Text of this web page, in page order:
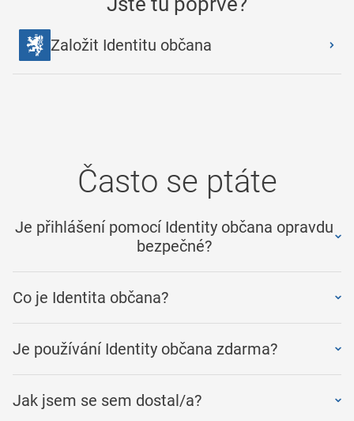
Založit Identitu občana
Často se ptáte
Je přihlášení pomocí Identity občana opravdu
bezpečné?
Co je Identita občana?
Je používání Identity občana zdarma?
Jak jsem se sem dostal/a?